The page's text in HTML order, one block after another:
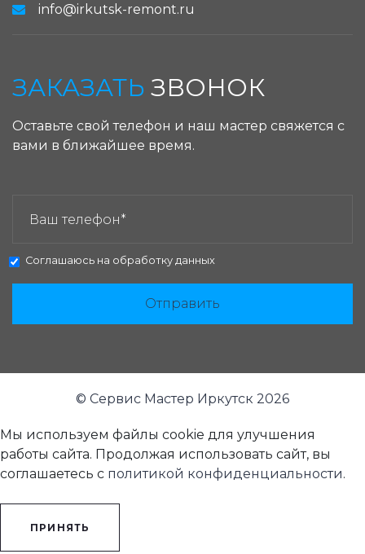
info@irkutsk-remont.ru
ЗАКАЗАТЬ ЗВОНОК
Оставьте свой телефон и наш мастер свяжется с
вами в ближайшее время.
Соглашаюсь на обработку данных
Отправить
© Сервис Мастер Иркутск 2026
Мы используем файлы cookie для улучшения
работы сайта. Продолжая использовать сайт, вы
соглашаетесь с политикой конфиденциальности.
ПРИНЯТЬ